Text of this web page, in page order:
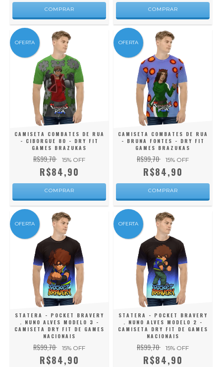
COMPRAR COMPRAR
OFERTA
CAMISETA COMBATES DE RUA
- CIBORGUE 80 - DRY FIT
GAMES BRAZUKAS
R$99,70 15% OFF
R$84,90
COMPRAR
OFERTA
CAMISETA COMBATES DE RUA
- BRUNA FONTES - DRY FIT
GAMES BRAZUKAS
R$99,70 15% OFF
R$84,90
COMPRAR
OFERTA
STATERA - POCKET BRAVERY
. NUNO ALVES MODELO 3 -
CAMISETA DRY FIT DE GAMES
NACIONAIS
R$99,70 15% OFF
R$84,90
OFERTA
STATERA - POCKET BRAVERY
. NUNO ALVES MODELO 2 -
CAMISETA DRY FIT DE GAMES
NACIONAIS
R$99,70 15% OFF
R$84,90